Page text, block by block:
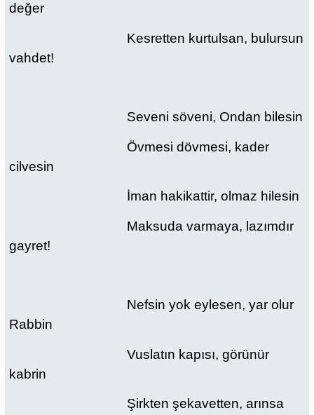
değer
Kesretten kurtulsan, bulursun
vahdet!
Seveni söveni, Ondan bilesin
Övmesi dövmesi, kader
cilvesin
İman hakikattir, olmaz hilesin
Maksuda varmaya, lazımdır
gayret!
Nefsin yok eylesen, yar olur
Rabbin
Vuslatın kapısı, görünür
kabrin
Şirkten şekavetten, arınsa